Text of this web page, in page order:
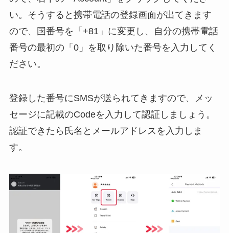
い。そうすると携帯電話の登録画面が出てきます
ので、国番号を「+81」に変更し、自分の携帯電話
番号の最初の「0」を取り除いた番号を入力してく
ださい。
登録した番号にSMSが送られてきますので、メッ
セージに記載のCodeを入力して認証しましょう。
認証できたら氏名とメールアドレスを入力しま
す。